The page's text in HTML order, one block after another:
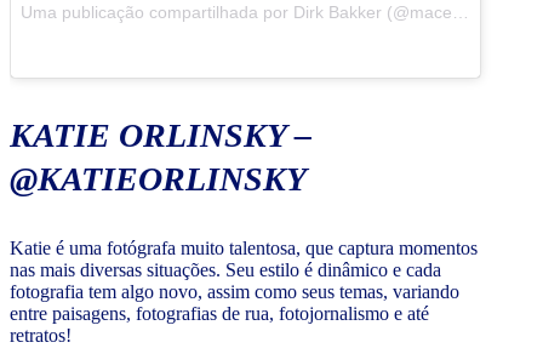
KATIE ORLINSKY –
@KATIEORLINSKY
Katie é uma fotógrafa muito talentosa, que captura momentos
nas mais diversas situações. Seu estilo é dinâmico e cada
fotografia tem algo novo, assim como seus temas, variando
entre paisagens, fotografias de rua, fotojornalismo e até
retratos!